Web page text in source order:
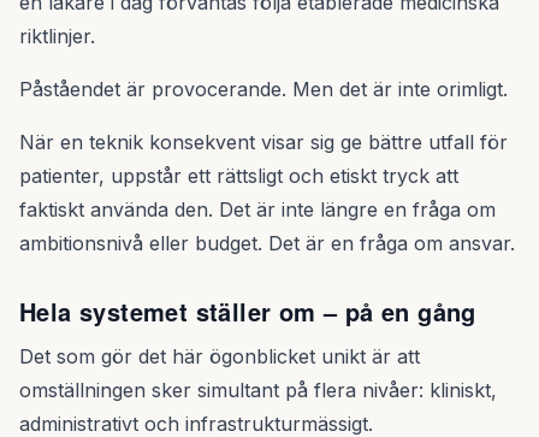
riktlinjer.
Påståendet är provocerande. Men det är inte orimligt.
När en teknik konsekvent visar sig ge bättre utfall för
patienter, uppstår ett rättsligt och etiskt tryck att
faktiskt använda den. Det är inte längre en fråga om
ambitionsnivå eller budget. Det är en fråga om ansvar.
Hela systemet ställer om – på en gång
Det som gör det här ögonblicket unikt är att
omställningen sker simultant på flera nivåer: kliniskt,
administrativt och infrastrukturmässigt.